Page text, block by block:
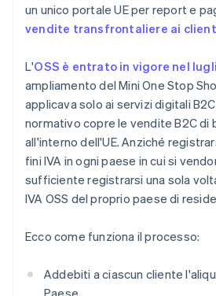
un unico portale UE per report e
vendite transfrontaliere ai
L'OSS è entrato in vigore nel
ampliamento del Mini One Stop
applicava solo ai servizi digitali
normativo copre le vendite B2C di
all'interno dell'UE. Anziché
fini IVA in ogni paese in cui si
sufficiente registrarsi una sola
IVA OSS del proprio paese di
Ecco come funziona il processo:
Addebiti a ciascun cliente